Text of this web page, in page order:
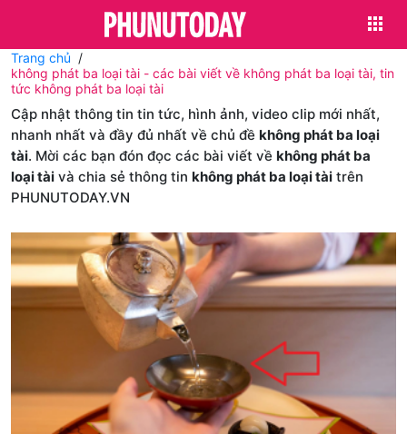
Trang chủ
không phát ba loại tài - các bài viết về không phát ba loại tài, tin
tức không phát ba loại tài
Cập nhật thông tin tin tức, hình ảnh, video clip mới nhất,
nhanh nhất và đầy đủ nhất về chủ đề không phát ba loại
tài. Mời các bạn đón đọc các bài viết về không phát ba
loại tài và chia sẻ thông tin không phát ba loại tài trên
PHUNUTODAY.VN